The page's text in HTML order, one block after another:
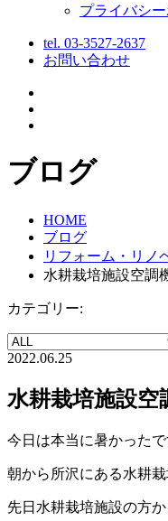
プライバシ
tel. 03-3527-2637
お問い合わせ
ブログ
HOME
ブログ
リフォーム・リノ
水耕栽培施設空調
カテゴリー:
2022.06.25
水耕栽培施設空
今日は本当に暑かったで
朝から所沢にある水耕
先日水耕栽培施設の方